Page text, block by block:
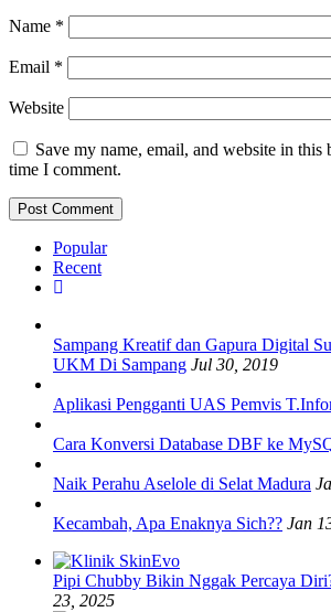
Name *
Email *
Website
Save my name, email, and website in this
time I comment.
Popular
Recent
Sampang Kreatif dan Gapura Digital
UKM Di Sampang Jul 30, 2019
Aplikasi Pengganti UAS Pemvis
Cara Konversi Database DBF ke
Naik Perahu Aselole di Selat Madura
Kecambah, Apa Enaknya Sich?? Jan
Pipi Chubby Bikin Nggak Percaya
23, 2025